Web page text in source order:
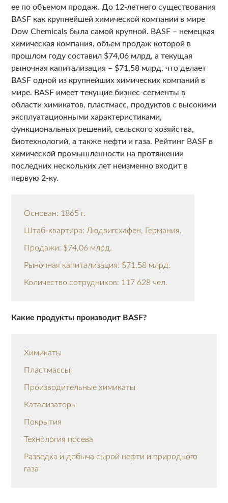
ее по объемом продаж. До 12-летнего существования
BASF как крупнейшей химической компании в мире
Dow Chemicals была самой крупной. BASF – немецкая
химическая компания, объем продаж которой в
прошлом году составил $74,06 млрд, а текущая
рыночная капитализация – $71,58 млрд, что делает
BASF одной из крупнейших химических компаний в
мире. BASF имеет текущие бизнес-сегменты в
области химикатов, пластмасс, продуктов с высокими
эксплуатационными характеристиками,
функциональных решений, сельского хозяйства,
биотехнологий, а также нефти и газа. Рейтинг BASF в
химической промышленности на протяжении
последних нескольких лет неизменно входит в
первую 2-ку.
Основан: 1865 г.
Штаб-квартира: Людвигсхафен, Германия.
Продажи: $74,06 млрд.
Рыночная капитализация: $71,58 млрд.
Количество сотрудников: 117 628 чел.
Какие продукты производит BASF?
Химикаты
Пластмассы
Производительные химикаты
Катализаторы
Покрытия
Технология посева
Разведка и добыча сырой нефти и природного
газа